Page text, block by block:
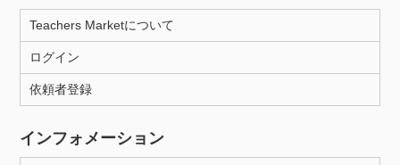
Teachers Marketについて
ログイン
依頼者登録
インフォメーション